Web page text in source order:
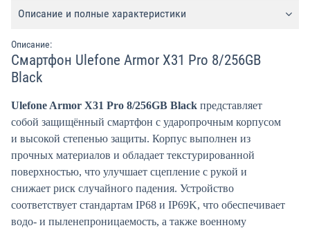
Описание и полные характеристики
Описание:
Смартфон Ulefone Armor X31 Pro 8/256GB
Black
Ulefone Armor X31 Pro 8/256GB Black представляет
собой защищённый смартфон с ударопрочным корпусом
и высокой степенью защиты. Корпус выполнен из
прочных материалов и обладает текстурированной
поверхностью, что улучшает сцепление с рукой и
снижает риск случайного падения. Устройство
соответствует стандартам IP68 и IP69K, что обеспечивает
водо- и пыленепроницаемость, а также военному